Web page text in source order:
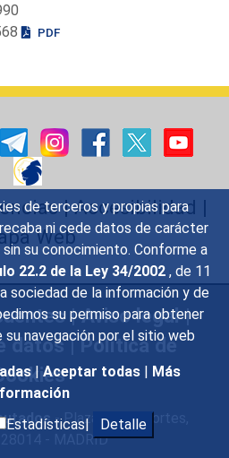
de terceros y propias para
ni cede datos de carácter
su conocimiento. Conforme a
22.2 de la Ley 34/2002 , de 11
sociedad de la información y de
su permiso para obtener
navegación por el sitio web
| Aceptar todas | Más
Estadísticas| Detalle
PDF
|Accesibilidad |
Web
|Aviso legal|
datos|Política de
- Plaza de las Cortes,
28014 - MADRID